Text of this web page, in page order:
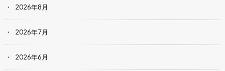
2026年8月
2026年7月
2026年6月